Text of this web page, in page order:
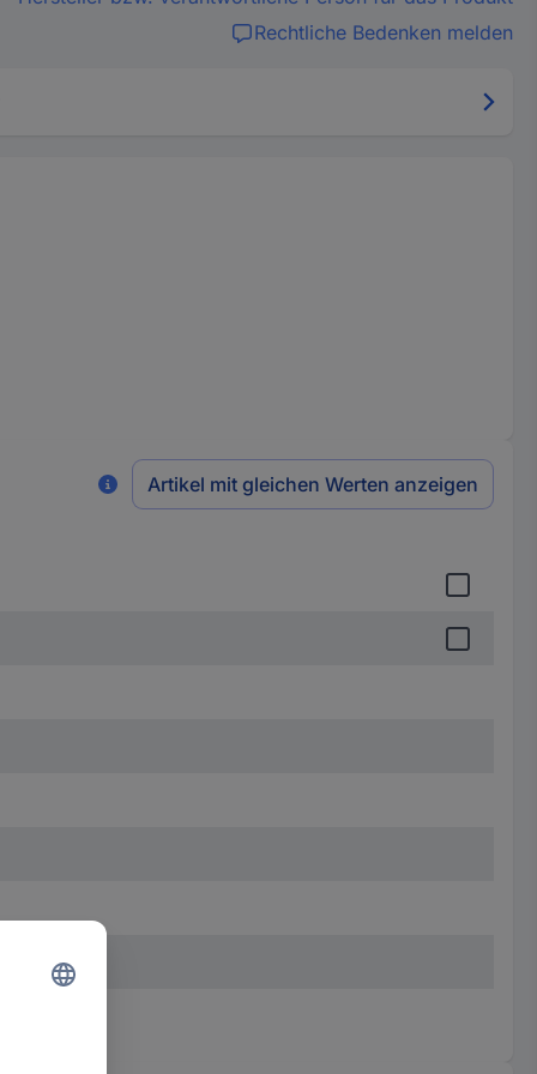
Rechtliche Bedenken melden
Artikel mit gleichen Werten anzeigen